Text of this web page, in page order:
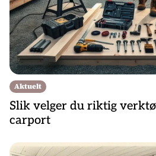
Aktuelt
Slik velger du riktig
carport